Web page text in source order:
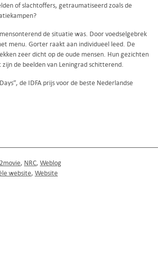
of slachtoffers, getraumatiseerd zoals de
de situatie was. Door voedselgebrek
menu. Gorter raakt aan individueel leed. De
zeer dicht op de oude mensen. Hun gezichten
de beelden van Leningrad schitterend.
de IDFA prijs voor de beste Nederlandse
NRC Weblog
website Website